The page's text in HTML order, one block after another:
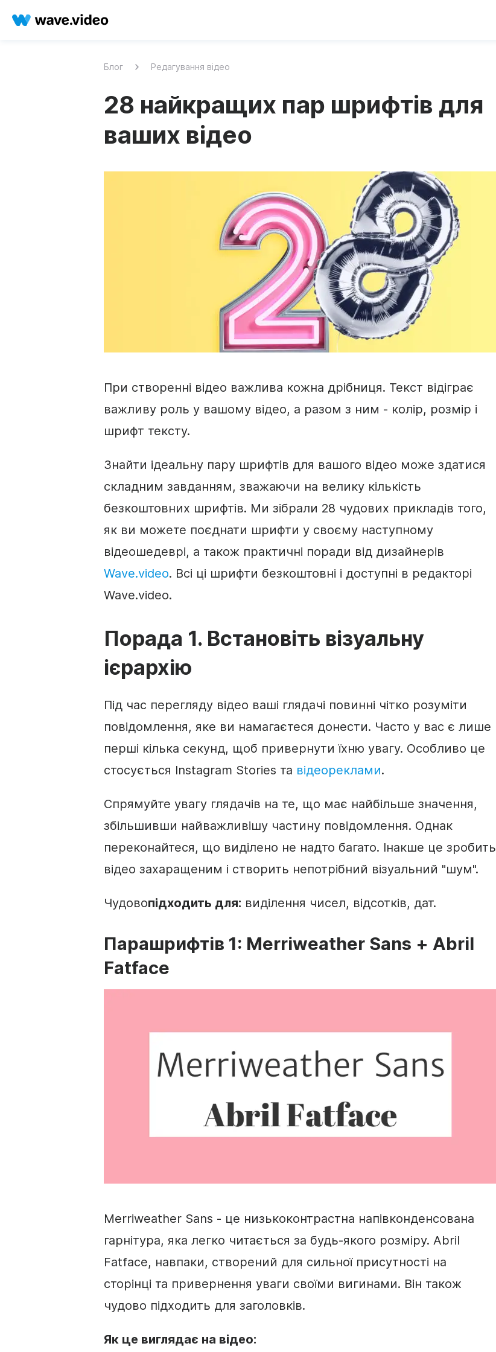
Блог Редагування відео
28 найкращих пар шрифтів для
ваших відео
При створенні відео важлива кожна дрібниця. Текст відіграє
важливу роль у вашому відео, а разом з ним - колір, розмір і
шрифт тексту.
Знайти ідеальну пару шрифтів для вашого відео може здатися
складним завданням, зважаючи на велику кількість
безкоштовних шрифтів. Ми зібрали 28 чудових прикладів того,
як ви можете поєднати шрифти у своєму наступному
відеошедеврі, а також практичні поради від дизайнерів
Wave.video. Всі ці шрифти безкоштовні і доступні в редакторі
Wave.video.
Порада 1. Встановіть візуальну
ієрархію
Під час перегляду відео ваші глядачі повинні чітко розуміти
повідомлення, яке ви намагаєтеся донести. Часто у вас є лише
перші кілька секунд, щоб привернути їхню увагу. Особливо це
стосується Instagram Stories та відеореклами.
Спрямуйте увагу глядачів на те, що має найбільше значення,
збільшивши найважливішу частину повідомлення. Однак
переконайтеся, що виділено не надто багато. Інакше це зробить
відео захаращеним і створить непотрібний візуальний "шум".
Чудовопідходить для: виділення чисел, відсотків, дат.
Парашрифтів 1: Merriweather Sans + Abril
Fatface
Merriweather Sans - це низькоконтрастна напівконденсована
гарнітура, яка легко читається за будь-якого розміру. Abril
Fatface, навпаки, створений для сильної присутності на
сторінці та привернення уваги своїми вигинами. Він також
чудово підходить для заголовків.
Як це виглядає на відео: